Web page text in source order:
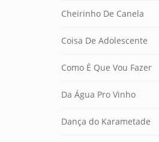
Cheirinho De Canela
Coisa De Adolescente
Como É Que Vou Fazer
Da Água Pro Vinho
Dança do Karametade